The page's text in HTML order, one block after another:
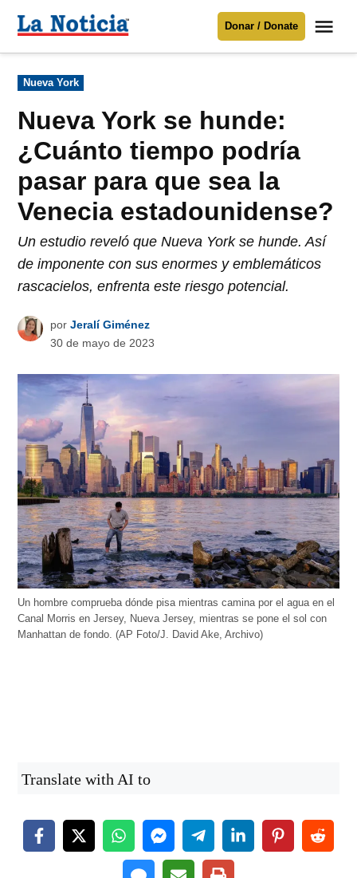
Para mantenerte informado necesitamos
Donar
contenido
Noticia
Donar / Donate
Publicado
en
Nueva York
Nueva York se hunde:
¿Cuánto tiempo podría
pasar para que sea la
Venecia estadounidense?
Un estudio reveló que Nueva York se hunde. Así
de imponente con sus enormes y emblemáticos
rascacielos, enfrenta este riesgo potencial.
por Jeralí Giménez
30 de mayo de 2023
Un hombre comprueba dónde pisa mientras camina por el agua en el
Canal Morris en Jersey, Nueva Jersey, mientras se pone el sol con
Manhattan de fondo. (AP Foto/J. David Ake, Archivo)
Translate with AI to